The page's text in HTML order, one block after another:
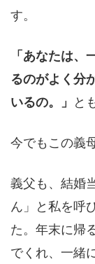
す。
「あなたは
るのがよく分
いるの。」
と
今でもこの義
義父も、結婚
ん」と私を呼
た。年末に帰
でくれ、一緒